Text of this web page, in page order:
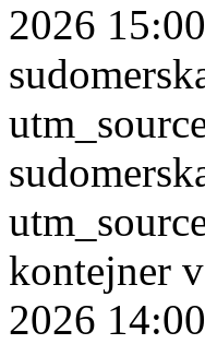
2026
kontejner
2026